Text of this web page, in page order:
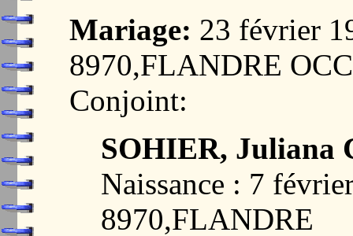
Mariage: 23 février
8970,FLANDRE
Conjoint:
SOHIER, Juliana
Naissance : 7
8970,FLANDRE